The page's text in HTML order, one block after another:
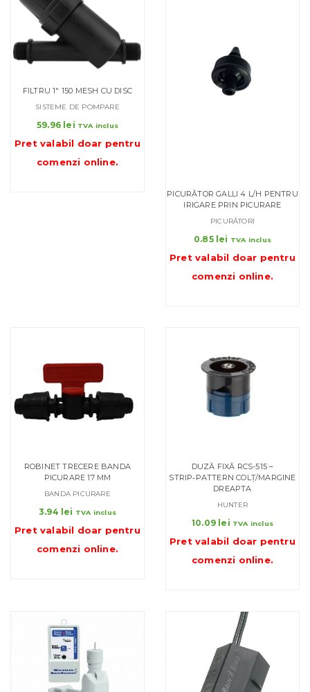
FILTRU 1″ 150 MESH CU DISC
SISTEME DE POMPARE
59.96 lei TVA inclus
Pret valabil doar pentru
comenzi online.
PICURĂTOR GALLI 4 L/H PENTRU
IRIGARE PRIN PICURARE
PICURĂTORI
0.85 lei TVA inclus
Pret valabil doar pentru
comenzi online.
ROBINET TRECERE BANDA
PICURARE 17 MM
BANDA PICURARE
3.94 lei TVA inclus
Pret valabil doar pentru
comenzi online.
DUZĂ FIXĂ RCS-515 –
STRIP‑PATTERN COLŢ/MARGINE
DREAPTA
HUNTER
10.09 lei TVA inclus
Pret valabil doar pentru
comenzi online.